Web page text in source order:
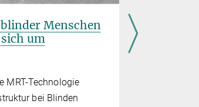
Menschen
um
MRT-Technologie
bei Blinden